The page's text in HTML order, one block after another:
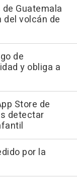
Guatemala
volcán de
de
y obliga a
Store de
detectar
por la